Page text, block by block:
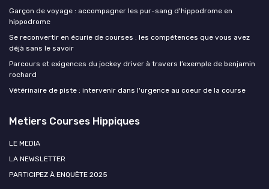
Garçon de voyage : accompagner les pur-sang d'hippodrome en
hippodrome
Se reconvertir en écurie de courses : les compétences que vous avez
déjà sans le savoir
Parcours et exigences du jockey driver à travers l’exemple de benjamin
rochard
Vétérinaire de piste : intervenir dans l'urgence au coeur de la course
Metiers Courses Hippiques
LE MEDIA
LA NEWSLETTER
PARTICIPEZ À ENQUÊTE 2025